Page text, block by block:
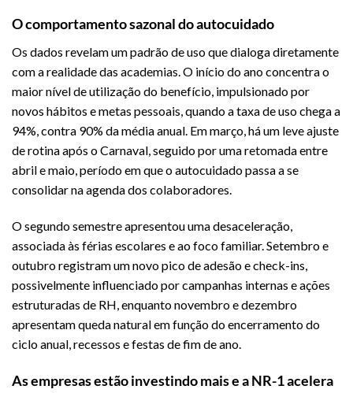
O comportamento sazonal do autocuidado
Os dados revelam um padrão de uso que dialoga diretamente
com a realidade das academias. O início do ano concentra o
maior nível de utilização do benefício, impulsionado por
novos hábitos e metas pessoais, quando a taxa de uso chega a
94%, contra 90% da média anual. Em março, há um leve ajuste
de rotina após o Carnaval, seguido por uma retomada entre
abril e maio, período em que o autocuidado passa a se
consolidar na agenda dos colaboradores.
O segundo semestre apresentou uma desaceleração,
associada às férias escolares e ao foco familiar. Setembro e
outubro registram um novo pico de adesão e check-ins,
possivelmente influenciado por campanhas internas e ações
estruturadas de RH, enquanto novembro e dezembro
apresentam queda natural em função do encerramento do
ciclo anual, recessos e festas de fim de ano.
As empresas estão investindo mais e a NR-1 acelera